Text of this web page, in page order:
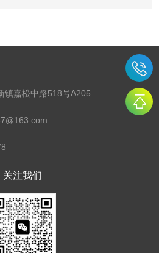
镇嘉松中路518号A205
关注我们